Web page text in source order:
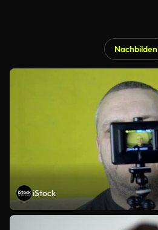
Nachbilden
iStock